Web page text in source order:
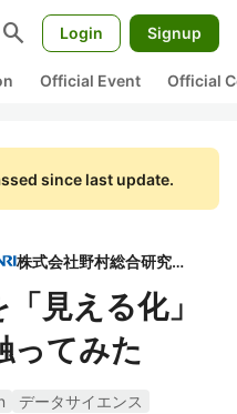
search Login Signup
Official Event Official
since last update.
株式会社野村総合研究所
見える化」
ってみた
データサイエンス